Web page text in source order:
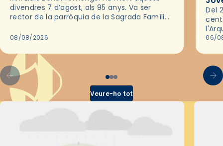
divendres 7 d’agost, als 95 anys. Va ser
rector de la parròquia de la Sagrada Família
2018,…
08/08/2026
Del
les
06/
Veure-ho tot